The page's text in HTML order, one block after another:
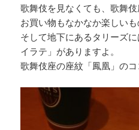
歌舞伎を見なくても、歌舞
お買い物もなかなか楽しいも
そして地下にあるタリーズ
イラテ」がありますよ。
歌舞伎座の座紋「鳳凰」の